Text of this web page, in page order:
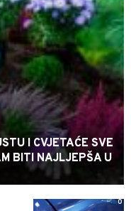
I CVJETAĆE SVE
BITI NAJLJEPŠA U
0